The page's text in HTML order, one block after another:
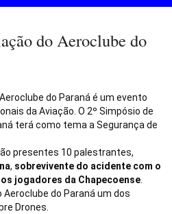
do Aeroclube do
do Paraná é um evento
da Aviação. O 2º Simpósio de
terá como tema a Segurança de
presentes 10 palestrantes,
, sobrevivente do acidente com o
jogadores da Chapecoense.
Aeroclube do Paraná um dos
Drones.